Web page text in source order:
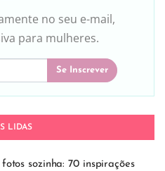
no seu e-mail,
para mulheres.
Se Inscrever
LIDAS
sozinha: 70 inspirações